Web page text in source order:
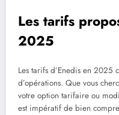
Les tarifs
2025
Les tarifs d’Enedis en 2025
d’opérations. Que vous
votre option tarifaire ou
est impératif de bien